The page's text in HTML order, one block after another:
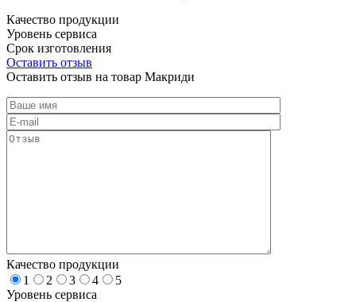
Качество продукции
Уровень сервиса
Срок изготовления
Оставить отзыв
Оставить отзыв на товар Макриди
Качество продукции
1
2 3 4
5
Уровень сервиса